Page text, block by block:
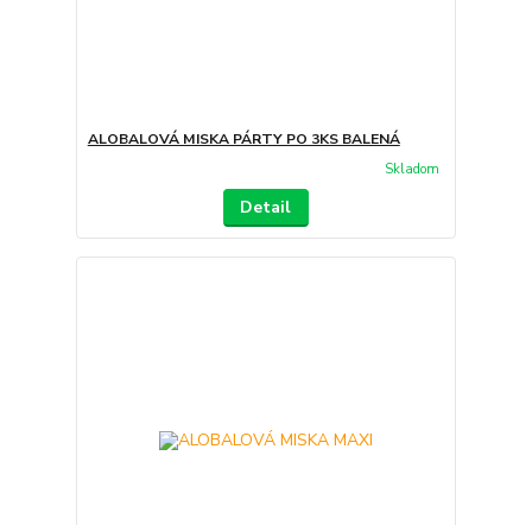
ALOBALOVÁ MISKA PÁRTY PO 3KS BALENÁ
Skladom
Detail